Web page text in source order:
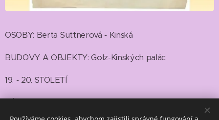
OSOBY: Berta Suttnerová - Kinská
BUDOVY A OBJEKTY: Golz-Kinských palác
19. - 20. STOLETÍ